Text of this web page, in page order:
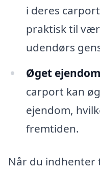
i deres
praktisk til
udendørs
Øget
carport kan
ejendom,
fremtiden.
Når du indhenter